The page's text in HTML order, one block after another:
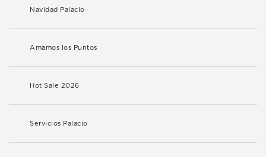
Navidad Palacio
Amamos los Puntos
Hot Sale 2026
Servicios Palacio